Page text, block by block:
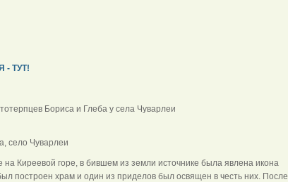
ТУТ!
Бориса и Глеба у села Чуварлеи
на Киреевой горе, в бившем из земли источнике была явлена икона
построен храм и один из приделов был освящен в честь них. После